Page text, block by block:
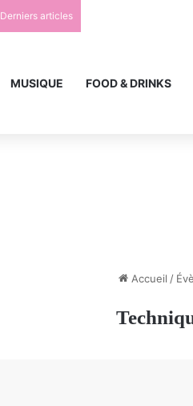
Derniers articles
MUSIQUE FOOD & DRINKS
Accueil /